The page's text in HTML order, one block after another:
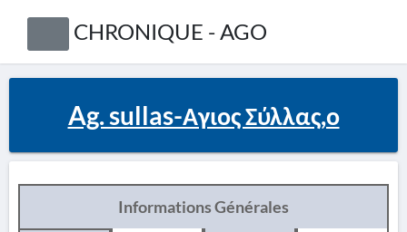
CHRONIQUE - AGO
Ag. sullas-Αγιος Σύλλας,ο
Informations Générales